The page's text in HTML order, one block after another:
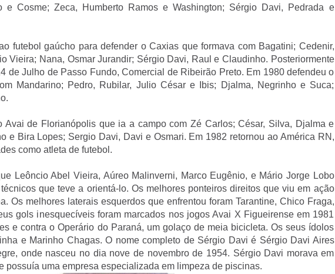
e Cosme; Zeca, Humberto Ramos e Washington; Sérgio Davi, Pedrada e
futebol gaúcho para defender o Caxias que formava com Bagatini; Cedenir,
Vieira; Nana, Osmar Jurandir; Sérgio Davi, Raul e Claudinho. Posteriormente
de Julho de Passo Fundo, Comercial de Ribeirão Preto. Em 1980 defendeu o
Mandarino; Pedro, Rubilar, Julio César e Ibis; Djalma, Negrinho e Suca;
Avai de Florianópolis que ia a campo com Zé Carlos; César, Silva, Djalma e
e Bira Lopes; Sergio Davi, Davi e Osmari. Em 1982 retornou ao América RN,
como atleta de futebol.
Leôncio Abel Vieira, Aúreo Malinverni, Marco Eugênio, e Mário Jorge Lobo
que teve a orientá-lo. Os melhores ponteiros direitos que viu em ação
Os melhores laterais esquerdos que enfrentou foram Tarantine, Chico Fraga,
gols inesquecíveis foram marcados nos jogos Avai X Figueirense em 1981
e contra o Operário do Paraná, um golaço de meia bicicleta. Os seus ídolos
e Marinho Chagas. O nome completo de Sérgio Davi é Sérgio Davi Aires
onde nasceu no dia nove de novembro de 1954. Sérgio Davi morava em
possuía uma empresa especializada em limpeza de piscinas.